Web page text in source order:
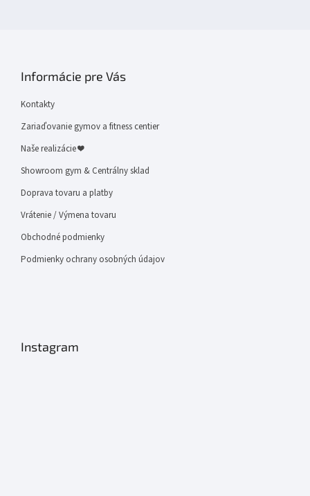
Informácie pre Vás
Kontakty
Zariaďovanie gymov a fitness centier
Naše realizácie ❤
Showroom gym & Centrálny sklad
Doprava tovaru a platby
Vrátenie / Výmena tovaru
Obchodné podmienky
Podmienky ochrany osobných údajov
Instagram